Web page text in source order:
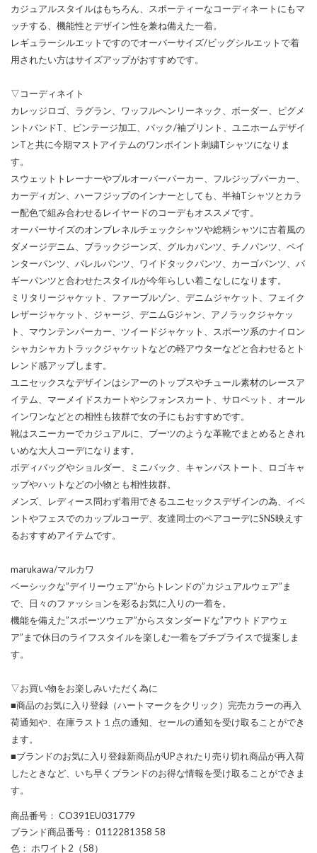
カジュアルスタイルはもちろん、スポーティーなコーディネートにもマ
ッチする、機能性とデザイン性を兼ね備えた一着。
レギュラーシルエットですのでオーバーサイズ/ビッグシルエットで着
用されたい方はサイズアップがおすすめです。
▽コーディネイト
カレッジロゴ、ラグラン、ワッフルヘンリーネック、ボーダー、ピグメ
ントバンドT、ビンテージ加工、バック/袖プリント、ユニホームデザイ
ンTと共に今期マストアイテムのワンポイント刺繍Tシャツになりま
す。
スウェットトレーナーやプルオーバーパーカー、フルジップパーカー、
カーディガン、ハーフジップのインナーとしても、半袖Tシャツとカラ
ー配色で組み合わせるレイヤードのコーデもオススメです。
オーバーサイズのオンブレネルチェックシャツや総柄シャツに古着風の
ダメージデニム、ブラックジーンズ、グルカパンツ、チノパンツ、ペイ
ンターパンツ、バレルパンツ、ワイドタックパンツ、カーゴパンツ、バ
ギーパンツと合わせたスタイルが今年らしい着こなしになります。
ミリタリージャケット、ファーブルゾン、デニムジャケット、フェイク
レザージャケット、ジャージ、デニムGジャン、アノラックジャケッ
ト、マウンテンパーカー、ツイードジャケット、スポーツ系のナイロン
シャカシャカトラックジャケットなどの軽アウターなどと合わせるとト
レンド感アップします。
ユニセックスなデザインはシアーのトップスやチュール素材のレースア
イテム、マーメイドスカートやシフォンスカート、サロペット、オール
インワンなどとの相性も抜群で女の子にもおすすめです。
靴はスニーカーでカジュアルに、ブーツのような革靴でまとめるときれ
いめな大人コーデになります。
ボディバッグやショルダー、ミニバック、キャンバストート、ロゴキャ
ップやハットなどの小物とも相性抜群。
メンズ、レディース問わず着用できるユニセックスデザインの為、イベ
ントやフェスでのカップルコーデ、友達同士のペアコーデにSNS映えす
るおすすめアイテムです。
marukawa/マルカワ
ベーシックな”デイリーウェア”からトレンドの”カジュアルウェア”ま
で、日々のファッションを彩るお気に入りの一着を。
機能を備えた”スポーツウェア”からスタンダードな”アウトドアウェ
ア”まで休日のライフスタイルを楽しむ一着をプチプライスで提案しま
す。
▽お買い物をお楽しみいただく為に
■商品のお気に入り登録（ハートマークをクリック）完売カラーの再入
荷通知や、在庫ラスト１点の通知、セールの通知を受け取ることができ
ます。
■ブランドのお気に入り登録新商品がUPされたり売り切れ商品が再入荷
したときなど、いち早くブランドのお得な情報を受け取ることができま
す。
商品番号 ： CO391EU031779
ブランド商品番号 ： 0112281358 58
色 ： ホワイト2（58）